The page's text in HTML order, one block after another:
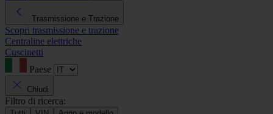
Trasmissione e Trazione
Scopri trasmissione e trazione
Centraline elettriche
Cuscinetti
Paese
Chiudi
Filtro di ricerca: